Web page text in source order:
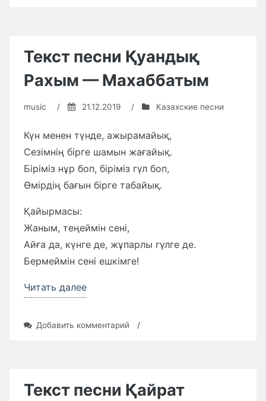
сүйемін
Исабекова
—
Шын
сүйемін
Текст песни Қуандық
Рахым — Махаббатым
music / 21.12.2019 / Казахские песни
Күн менен түнде, ажырамайық,
Сезімнің бірге шамын жағайық.
Біріміз нұр боп, біріміз гүл боп,
Өмірдің бағын бірге табайық.
Қайырмасы:
Жаным, теңеймін сені,
Айға да, күнге де, жұпарлы гүлге де.
Бермеймін сені ешкімге!
Читать далее«Текст
Қуандық
Добавить комментарийк
Рахым
—
/
Текст песни Қайрат